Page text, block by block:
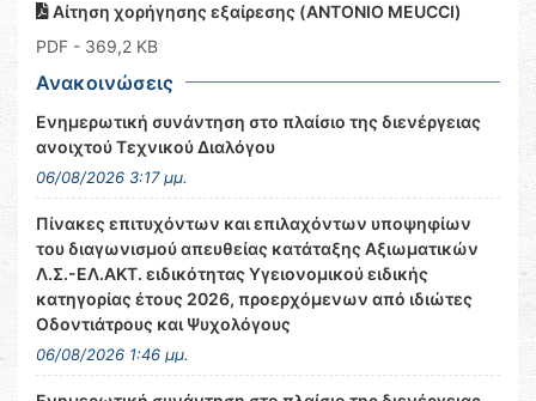
Αίτηση χορήγησης εξαίρεσης (ANTONIO MEUCCI)
PDF - 369,2 KB
Ανακοινώσεις
Ενημερωτική συνάντηση στο πλαίσιο της διενέργειας
ανοιχτού Τεχνικού Διαλόγου
06/08/2026 3:17 μμ.
Πίνακες επιτυχόντων και επιλαχόντων υποψηφίων
του διαγωνισμού απευθείας κατάταξης Αξιωματικών
Λ.Σ.-ΕΛ.ΑΚΤ. ειδικότητας Υγειονομικού ειδικής
κατηγορίας έτους 2026, προερχόμενων από ιδιώτες
Οδοντιάτρους και Ψυχολόγους
06/08/2026 1:46 μμ.